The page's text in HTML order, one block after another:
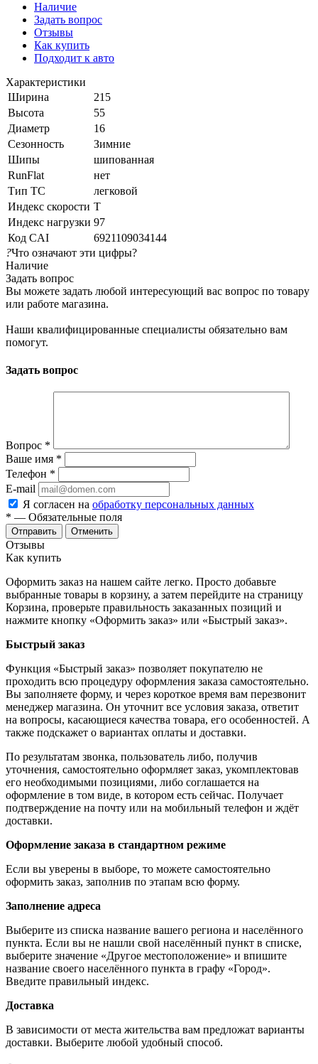
Наличие
Задать вопрос
Отзывы
Как купить
Подходит к авто
Характеристики
Ширина
215
Высота
55
Диаметр
16
Сезонность
Зимние
Шипы
шипованная
RunFlat
нет
Тип ТС
легковой
Индекс скорости T
Индекс нагрузки 97
Код CAI
6921109034144
?Что означают эти цифры?
Наличие
Задать вопрос
Вы можете задать любой интересующий вас вопрос по товару
или работе магазина.
Наши квалифицированные специалисты обязательно вам
помогут.
Задать вопрос
Вопрос *
Ваше имя *
Телефон *
E-mail
Я согласен на обработку персональных данных
* — Обязательные поля
Отменить
Отзывы
Как купить
Оформить заказ на нашем сайте легко. Просто добавьте
выбранные товары в корзину, а затем перейдите на страницу
Корзина, проверьте правильность заказанных позиций и
нажмите кнопку «Оформить заказ» или «Быстрый заказ».
Быстрый заказ
Функция «Быстрый заказ» позволяет покупателю не
проходить всю процедуру оформления заказа самостоятельно.
Вы заполняете форму, и через короткое время вам перезвонит
менеджер магазина. Он уточнит все условия заказа, ответит
на вопросы, касающиеся качества товара, его особенностей. А
также подскажет о вариантах оплаты и доставки.
По результатам звонка, пользователь либо, получив
уточнения, самостоятельно оформляет заказ, укомплектовав
его необходимыми позициями, либо соглашается на
оформление в том виде, в котором есть сейчас. Получает
подтверждение на почту или на мобильный телефон и ждёт
доставки.
Оформление заказа в стандартном режиме
Если вы уверены в выборе, то можете самостоятельно
оформить заказ, заполнив по этапам всю форму.
Заполнение адреса
Выберите из списка название вашего региона и населённого
пункта. Если вы не нашли свой населённый пункт в списке,
выберите значение «Другое местоположение» и впишите
название своего населённого пункта в графу «Город».
Введите правильный индекс.
Доставка
В зависимости от места жительства вам предложат варианты
доставки. Выберите любой удобный способ.